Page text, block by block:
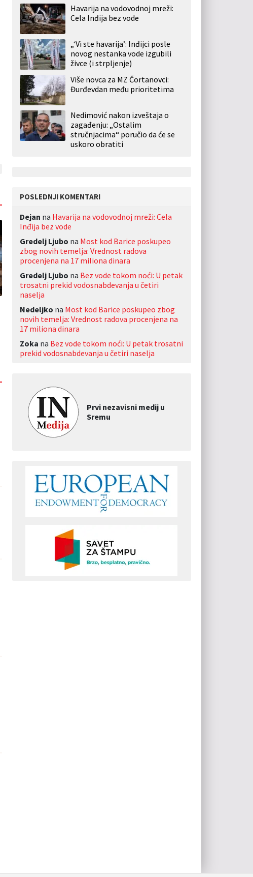
Havarija na vodovodnoj mreži:
Cela Inđija bez vode
„‘Vi ste havarija’: Inđijci posle
novog nestanka vode izgubili
živce (i strpljenje)
Više novca za MZ Čortanovci:
Đurđevdan među prioritetima
Nedimović nakon izveštaja o
zagađenju: „Ostalim
stručnjacima“ poručio da će se
uskoro obratiti
POSLEDNJI KOMENTARI
Dejan na Havarija na vodovodnoj mreži: Cela
Inđija bez vode
Gredelj Ljubo na Most kod Barice poskupeo
zbog novih temelja: Vrednost radova
procenjena na 17 miliona dinara
Gredelj Ljubo na Bez vode tokom noći: U petak
trosatni prekid vodosnabdevanja u četiri
naselja
Nedeljko na Most kod Barice poskupeo zbog
novih temelja: Vrednost radova procenjena na
17 miliona dinara
Zoka na Bez vode tokom noći: U petak trosatni
prekid vodosnabdevanja u četiri naselja
Prvi nezavisni medij u
Sremu